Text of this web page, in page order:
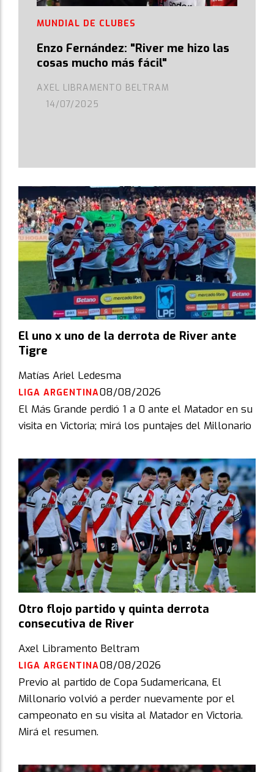
Enzo Fernández: "River me hizo las
cosas mucho más fácil"
AXEL LIBRAMENTO BELTRAM
MUNDIAL DE CLUBES
14/07/2025
El uno x uno de la derrota de River ante
Tigre
Matías Ariel Ledesma
LIGA ARGENTINA08/08/2026
El Más Grande perdió 1 a 0 ante el Matador en su
visita en Victoria; mirá los puntajes del Millonario
Otro flojo partido y quinta derrota
consecutiva de River
Axel Libramento Beltram
LIGA ARGENTINA08/08/2026
Previo al partido de Copa Sudamericana, El
Millonario volvió a perder nuevamente por el
campeonato en su visita al Matador en Victoria.
Mirá el resumen.